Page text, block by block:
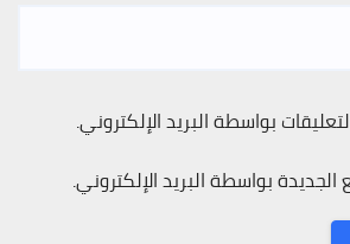
بواسطة البريد الإلكتروني.
بواسطة البريد الإلكتروني.